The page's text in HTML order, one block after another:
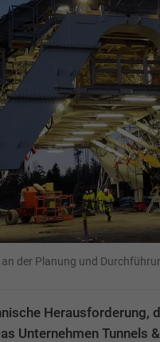
der Planung und
Herausforderung,
Unternehmen Tunnels